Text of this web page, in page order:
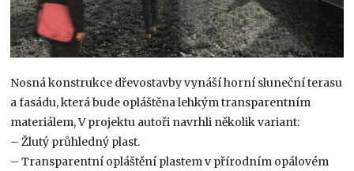
Nosná konstrukce dřevostavby vynáší horní sluneční terasu
a fasádu, která bude opláštěna lehkým transparentním
materiálem, V projektu autoři navrhli několik variant:
– Žlutý průhledný plast.
– Transparentní opláštění plastem v přírodním opálovém